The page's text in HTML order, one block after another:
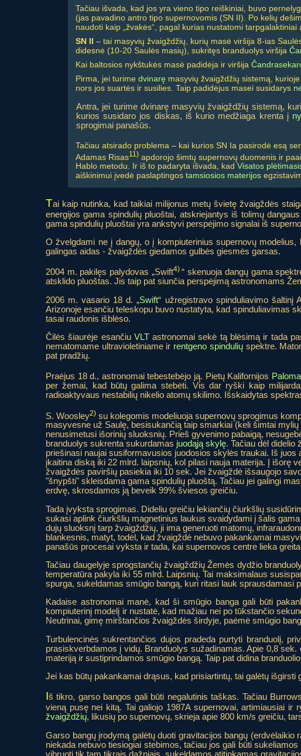
Tačiau išvada, kad jos yra vieno tipo reiškiniai, buvo
(jas pavadino antro tipo supernovomis (SN II). Po kelių
naudoti kaip „žvakės“, pagal kurias nustatomi
SN II – tai masyvių žvaigždžių, kurių masė viršija 8-ias
didesnė (10-20 Saulės masių), sukritęs branduolys viršija
Kai baltosios nykštukės masė padidėja ir viršija
Pirma, jei turime dvinarę masyvių žvaigždžių sistemą,
nors jos suartės ir susilies. Taip padidėjus masei susidarys
Antra, jei turime dvinarę masyvių žvaigždžių sistemą,
kurios susidaro jos diskas, iš kurio medžiaga krenta į
sprogimai panašūs.
Tačiau atsirado problema – kai kurios SN Ia pasirodė esą
Adamas Risas11) apdorojo šimtų supernovų duomenis ir
Hablo metodu. Ir iš to padaryta išvada, kad Visatos
aiškinimui įvedė paslaptingos tamsiosios materijos
Tai kaip nutinka, kad taikiai milijonus metų švietę žvaigždės
energijos gama spindulių pluoštai, atskriejantys iš tolimų
gama spindulių pluoštai yra ankstyvi perspėjimo signalai iš
O žvelgdami ne į dangų, o į kompiuterinius supernovų
galingas aidas - žvaigždės giedamos gulbės giesmės garsas.
2004 m. pakilęs palydovas „Swift4)“ skenuoja dangų gama
atsklido pluoštas. Jis taip pat siunčia perspėjimą astronomams
2006 m. vasario 18 d. „Swift“ užregistravo spinduliavimo
Arizonoje esančiu teleskopu buvo nustatyta, kad spinduliavimas
tasai raudonis išblėso.
Čilės šiaurėje esančiu VLTastronomai sekė tą blėsimą ir tada
nematomame ultravioletiniame ir rentgeno spinduliųspektre.
pat pradžių.
Praėjus 18 d., astronomai tebestebėjo ją. Pietų Kalifornijos
per žemai, kad būtų galima stebėti. Vis dar ryški kaip
radioaktyvaus nestabilių nikelio atomų skilimo. Išskaidytas
S. Woosley2) su kolegomis modeliuoja supernovų sprogimus
masyvesne už Saulę, besisukančią taip smarkiai (keli šimtai
nenusimetusi išorinių sluoksnių. Prieš gyvenimo pabaigą,
branduolys sukrenta sukurdamas juodąją skylę. Tačiau dėl
priešinasi naujai susiformavusios juodosios skylės traukai. Iš
įkaitina diską iki 22 mlrd. laipsnių, kol pilasi nauja materija. Į išorę
žvaigždės paviršių pasiekia iki 10 sek. Jei žvaigždė išsaugojo
"šnypšti" skleisdama gama spindulių pluoštą. Tačiau jei galingi
erdvę, skrosdamos ją beveik 99% šviesos greičiu.
Tada įvyksta sprogimas. Dideliu greičiu lekiančių čiurkšlių
sukasi aplink čiurkšlių magnetinius laukus svaidydami į šalis
dujų sluoksnį tarp žvaigždžių, ji ima generuoti matomų,
blankesnis, matyt, todėl, kad žvaigždė nebuvo pakankamai
panašūs procesai vyksta ir tada, kai supernovos centre lieka
Tačiau daugelyje sprogstančių žvaigždžių Žemės dydžio
temperatūra pakyla iki 55 mlrd. Laipsnių. Tai maksimalaus
spurga, sukeldamas smūgio bangą, kuri ritasi lauk sprausdamasi
Kadaise astronomai manė, kad ši smūgio banga gali būti
kompiuterinį modelį ir nustatė, kad mažiau nei po tūkstančio
Neutrinai, gimę mirštančios žvaigždės širdyje, paėmė smūgio
Turbulencinės sukrentančios dujos pradeda purtyti branduolį,
prasiskverbdamos į vidų. Branduolys sužadinamas. Apie 0,8
materiją ir sustiprindamos smūgio bangą. Taip pat didina
Jei kas būtų pakankamai drąsus, kad prisiartintų, tai galėtų
Iš tikro, garso bangos gali būti negalutinis taškas. Tačiau
vieną pusę nei kitą. Tai galiojo 1987A supernovai, artimiausiai
žvaigždžių, likusių po supernovų, skrieja apie 800 km/s greičiu,
Garso bangų įrodymą galėtų duoti gravitacijos bangų
niekada nebuvo tiesiogiai stebimos, tačiau jos gali būti
vibruoti tik tam tikrais dažniais, sukeldamos atitinkamas